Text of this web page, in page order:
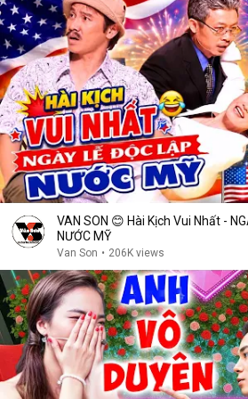
VAN SON 😊 Hài Kịch Vui Nhất -
NƯỚC MỸ
Van Son • 206K views